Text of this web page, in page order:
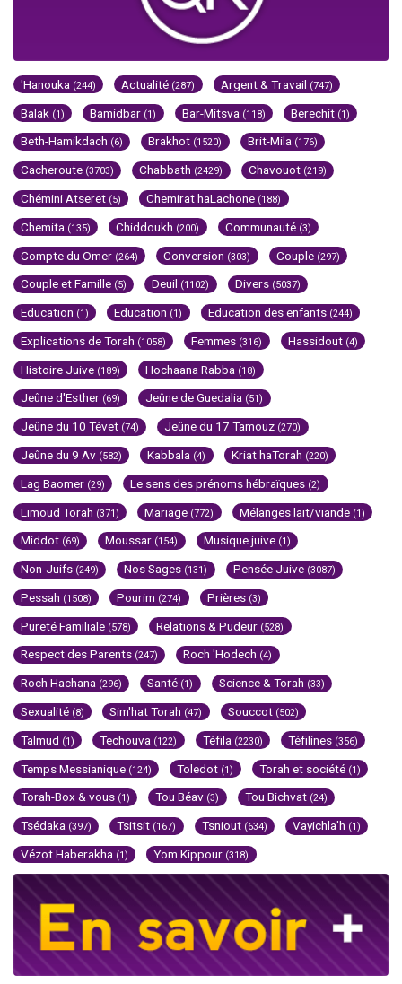
'Hanouka (244) Actualité (287) Argent & Travail (747)
Balak (1) Bamidbar (1) Bar-Mitsva (118) Berechit (1)
Beth-Hamikdach (6) Brakhot (1520) Brit-Mila (176)
Cacheroute (3703) Chabbath (2429) Chavouot (219)
Chémini Atseret (5) Chemirat haLachone (188)
Chemita (135) Chiddoukh (200) Communauté (3)
Compte du Omer (264) Conversion (303) Couple (297)
Couple et Famille (5) Deuil (1102) Divers (5037)
Education (1) Education (1) Education des enfants (244)
Explications de Torah (1058) Femmes (316) Hassidout (4)
Histoire Juive (189) Hochaana Rabba (18)
Jeûne d'Esther (69) Jeûne de Guedalia (51)
Jeûne du 10 Tévet (74) Jeûne du 17 Tamouz (270)
Jeûne du 9 Av (582) Kabbala (4) Kriat haTorah (220)
Lag Baomer (29) Le sens des prénoms hébraïques (2)
Limoud Torah (371) Mariage (772) Mélanges lait/viande (1)
Middot (69) Moussar (154) Musique juive (1)
Non-Juifs (249) Nos Sages (131) Pensée Juive (3087)
Pessah (1508) Pourim (274) Prières (3)
Pureté Familiale (578) Relations & Pudeur (528)
Respect des Parents (247) Roch 'Hodech (4)
Roch Hachana (296) Santé (1) Science & Torah (33)
Sexualité (8) Sim'hat Torah (47) Souccot (502)
Talmud (1) Techouva (122) Téfila (2230) Téfilines (356)
Temps Messianique (124) Toledot (1) Torah et société (1)
Torah-Box & vous (1) Tou Béav (3) Tou Bichvat (24)
Tsédaka (397) Tsitsit (167) Tsniout (634) Vayichla'h (1)
Vézot Haberakha (1) Yom Kippour (318)